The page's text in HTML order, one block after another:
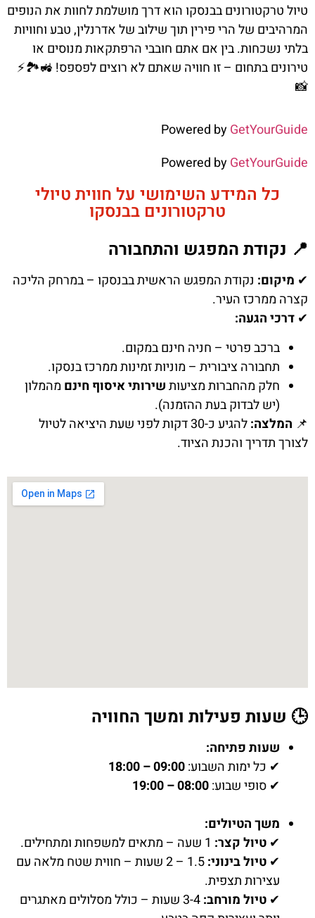
טיול טרקטורונים בבנסקו הוא דרך מושלמת לחוות את הנופים
המרהיבים של הרי פירין תוך שילוב של אדרנלין, טבע וחוויות
בלתי נשכחות. בין אם אתם חובבי הרפתקאות מנוסים או
טירונים בתחום – זו חוויה שאתם לא רוצים לפספס! 🚜🏞️⚡
📸
Powered byGetYourGuide
Powered byGetYourGuide
כל המידע השימושי על חווית טיולי
טרקטורונים בבנסקו
📍 נקודת המפגש והתחבורה
✔ מיקום: נקודת המפגש הראשית בבנסקו – במרחק הליכה
קצרה ממרכז העיר.
✔ דרכי הגעה:
ברכב פרטי – חניה חינם במקום.
תחבורה ציבורית – מוניות זמינות ממרכז בנסקו.
חלק מהחברות מציעותשירותי איסוף חינם מהמלון
(יש לבדוק בעת ההזמנה).
📌 המלצה:
להגיע כ-30 דקות לפני שעת היציאה לטיול
לצורך תדריך והכנת הציוד.
🕒 שעות פעילות ומשך החוויה
שעות פתיחה:
✔ כל ימות השבוע:09:00 – 18:00
✔ סופי שבוע:08:00 – 19:00
משך הטיולים:
✔ טיול קצר:
✔ טיול בינוני:
1.5 – 2 שעות – חווית שטח מלאה עם
עצירות תצפית.
✔ טיול מורחב:
3-4 שעות – כולל מסלולים מאתגרים